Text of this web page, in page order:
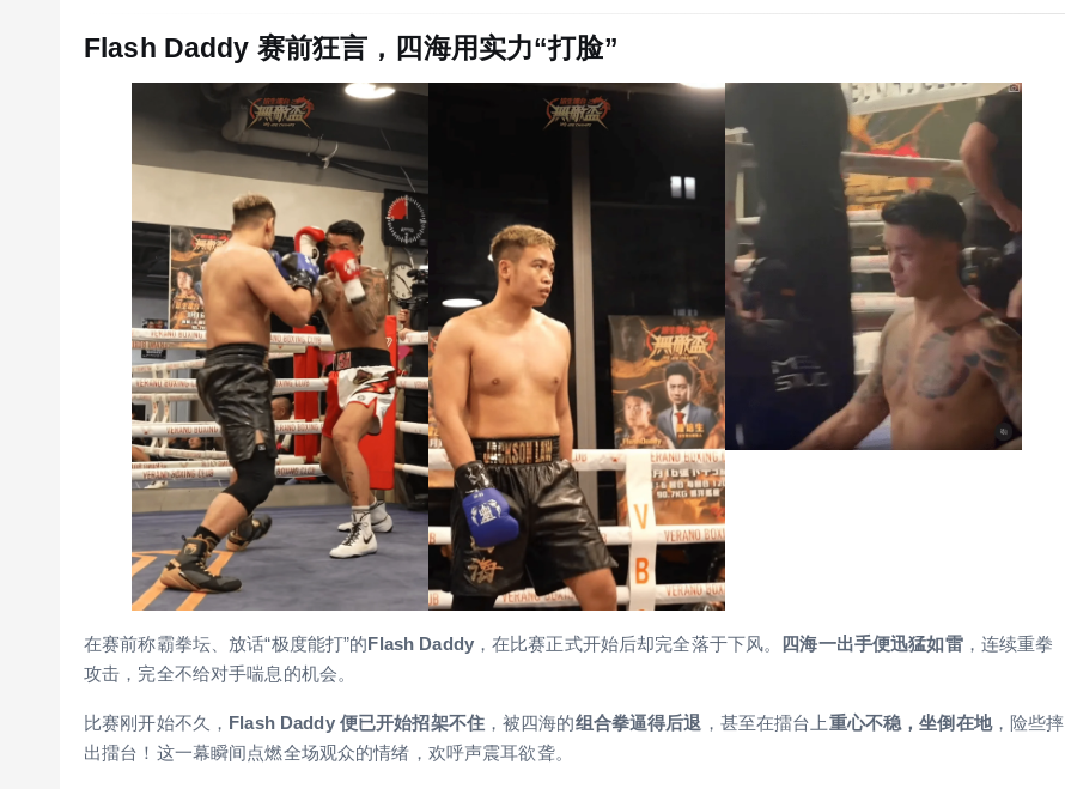
Flash Daddy 赛前狂言，四海用实力“打脸”
在赛前称霸拳坛、放话“极度能打”的Flash Daddy，在比赛正式开始后却完全落于下风。 四海一出手便迅猛如雷，连续重拳
攻击，完全不给对手喘息的机会。
比赛刚开始不久， Flash Daddy 便已开始招架不住，被四海的组合拳逼得后退 ，甚至在擂台上重心不稳，坐倒在地，险些摔
出擂台！这一幕瞬间点燃全场观众的情绪，欢呼声震耳欲聋。